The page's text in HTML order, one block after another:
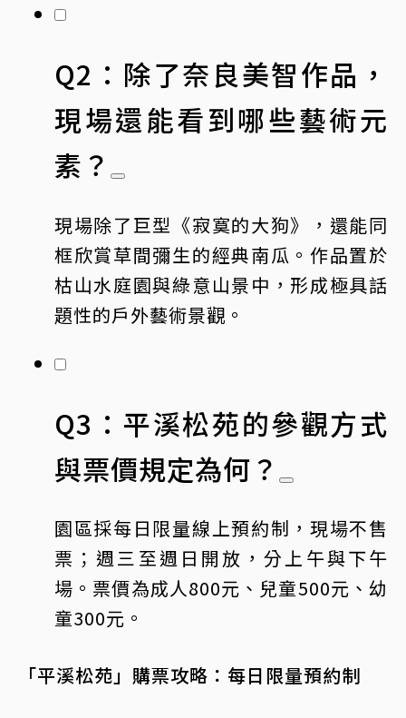
Q2：除了奈良美智作品，
現場還能看到哪些藝術元
素？
現場除了巨型《寂寞的大狗》，還能同
框欣賞草間彌生的經典南瓜。作品置於
枯山水庭園與綠意山景中，形成極具話
題性的戶外藝術景觀。
Q3：平溪松苑的參觀方式
與票價規定為何？
園區採每日限量線上預約制，現場不售
票；週三至週日開放，分上午與下午
場。票價為成人800元、兒童500元、幼
童300元。
「平溪松苑」購票攻略：每日限量預約制